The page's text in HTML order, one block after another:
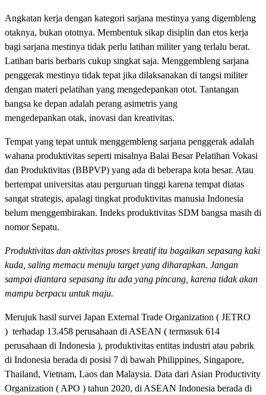
Angkatan kerja dengan kategori sarjana mestinya yang digembleng
otaknya, bukan ototnya. Membentuk sikap disiplin dan etos kerja
bagi sarjana mestinya tidak perlu latihan militer yang terlalu berat.
Latihan baris berbaris cukup singkat saja. Menggembleng sarjana
penggerak mestinya tidak tepat jika dilaksanakan di tangsi militer
dengan materi pelatihan yang mengedepankan otot. Tantangan
bangsa ke depan adalah perang asimetris yang
mengedepankan otak, inovasi dan kreativitas.
Tempat yang tepat untuk menggembleng sarjana penggerak adalah
wahana produktivitas seperti misalnya Balai Besar Pelatihan Vokasi
dan Produktivitas (BBPVP) yang ada di beberapa kota besar. Atau
bertempat universitas atau perguruan tinggi karena tempat diatas
sangat strategis, apalagi tingkat produktivitas manusia Indonesia
belum menggembirakan. Indeks produktivitas SDM bangsa masih di
nomor Sepatu.
Produktivitas dan aktivitas proses kreatif itu bagaikan sepasang kaki
kuda, saling memacu menuju target yang diharapkan. Jangan
sampai diantara sepasang itu ada yang pincang, karena tidak akan
mampu berpacu untuk maju.
Merujuk hasil survei Japan External Trade Organization ( JETRO
) terhadap 13.458 perusahaan di ASEAN ( termasuk 614
perusahaan di Indonesia ), produktivitas entitas industri atau pabrik
di Indonesia berada di posisi 7 di bawah Philippines, Singapore,
Thailand, Vietnam, Laos dan Malaysia. Data dari Asian Productivity
Organization ( APO ) tahun 2020, di ASEAN Indonesia berada di